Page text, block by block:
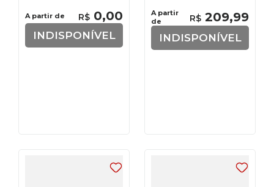
A partir de R$ 0,00
INDISPONÍVEL
A partir
de
R$ 209,99
INDISPONÍVEL